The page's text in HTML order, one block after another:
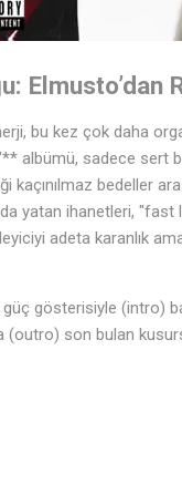
Elmusto’dan
bu kez çok daha
albümü, sadece sert
bedeller
yatan ihanetleri, "fast
adeta karanlık ama
gösterisiyle (intro)
(outro) son bulan
♩